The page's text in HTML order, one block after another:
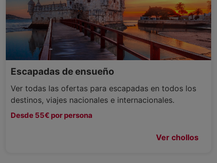
Escapadas de ensueño
Ver todas las ofertas para escapadas en todos los
destinos, viajes nacionales e internacionales.
Desde 55€ por persona
Ver chollos